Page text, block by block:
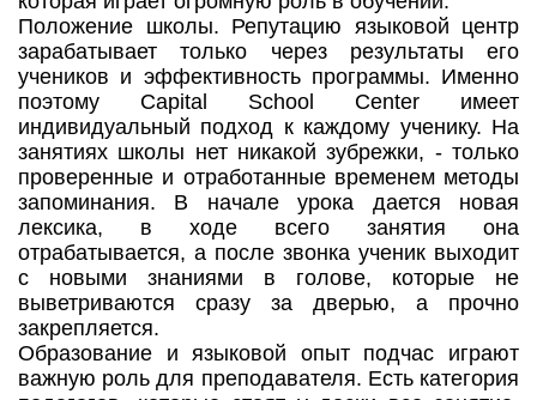
Положение школы. Репутацию языковой центр
зарабатывает только через результаты его
учеников и эффективность программы. Именно
поэтому Capital School Center имеет
индивидуальный подход к каждому ученику. На
занятиях школы нет никакой зубрежки, - только
проверенные и отработанные временем методы
запоминания. В начале урока дается новая
лексика, в ходе всего занятия она
отрабатывается, а после звонка ученик выходит
с новыми знаниями в голове, которые не
выветриваются сразу за дверью, а прочно
закрепляется.
Образование и языковой опыт подчас играют
важную роль для преподавателя. Есть категория